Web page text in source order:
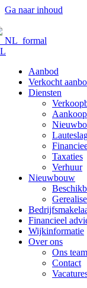
Ga naar inhoud
Aanbod
Verkocht
Diensten
Taxaties
Verhuur
Nieuwbouw
Financieel
Wijkinformatie
Over ons
Ons team
Contact